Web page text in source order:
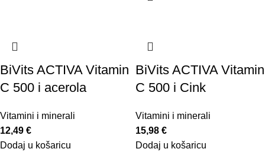
BiVits ACTIVA Vitamin
C 500 i acerola
Vitamini i minerali
12,49 €
Dodaj u košaricu
BiVits ACTIVA Vitamin
C 500 i Cink
Vitamini i minerali
15,98 €
Dodaj u košaricu